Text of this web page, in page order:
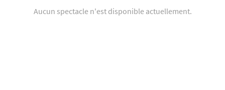
Aucun spectacle n'est disponible actuellement.